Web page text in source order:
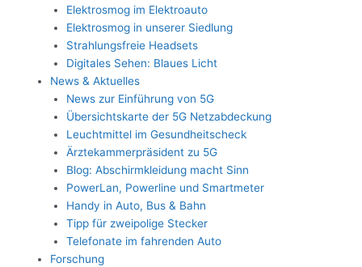
Elektrosmog im Elektroauto
Elektrosmog in unserer Siedlung
Strahlungsfreie Headsets
Digitales Sehen: Blaues Licht
News & Aktuelles
News zur Einführung von 5G
Übersichtskarte der 5G Netzabdeckung
Leuchtmittel im Gesundheitscheck
Ärztekammerpräsident zu 5G
Blog: Abschirmkleidung macht Sinn
PowerLan, Powerline und Smartmeter
Handy in Auto, Bus & Bahn
Tipp für zweipolige Stecker
Telefonate im fahrenden Auto
Forschung